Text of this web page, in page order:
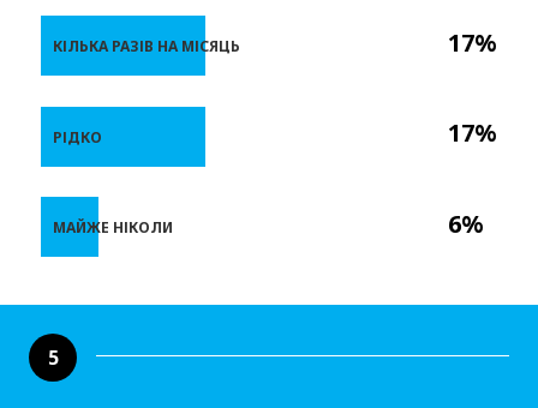
17%
17%
6%
КІЛЬКА РАЗІВ НА МІСЯЦЬ
РІДКО
МАЙЖЕ НІКОЛИ
5